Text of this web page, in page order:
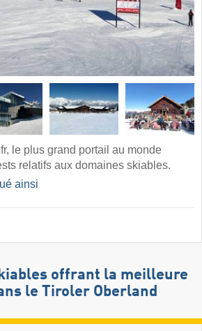
le plus grand portail au monde
relatifs aux domaines skiables.
ainsi
offrant la meilleure
le Tiroler Oberland